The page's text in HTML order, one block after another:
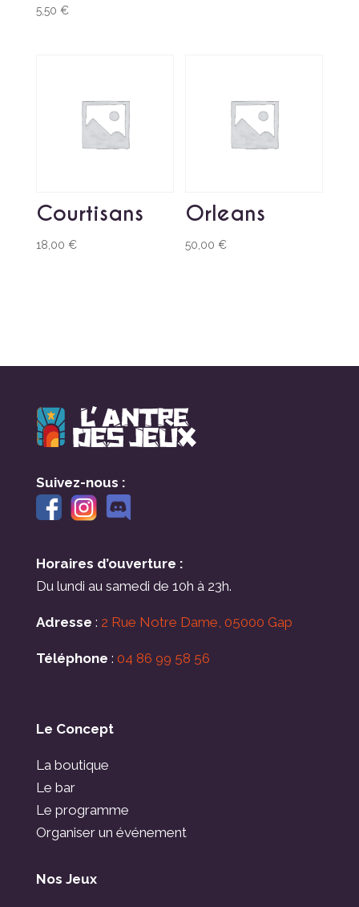
5,50 €
Courtisans
18,00 €
Orleans
50,00€
Suivez-nous :
Horaires d’ouverture :
Du lundi au samedi de 10h à 23h.
Adresse : 2 Rue Notre Dame, 05000 Gap
Téléphone : 04 86 99 58 56
Le Concept
La boutique
Le bar
Le programme
Organiser un événement
Nos Jeux